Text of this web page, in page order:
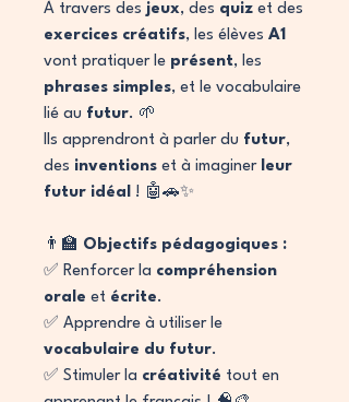
À travers des jeux, des quiz et des
exercices créatifs, les élèves A1
vont pratiquer le présent, les
phrases simples, et le vocabulaire
lié au futur. 🌱
Ils apprendront à parler du futur,
des inventions et à imaginer leur
futur idéal ! 🤖🚗✨
👨‍🏫 Objectifs pédagogiques :
✅ Renforcer la compréhension
orale et écrite.
✅ Apprendre à utiliser le
vocabulaire du futur.
✅ Stimuler la créativité tout en